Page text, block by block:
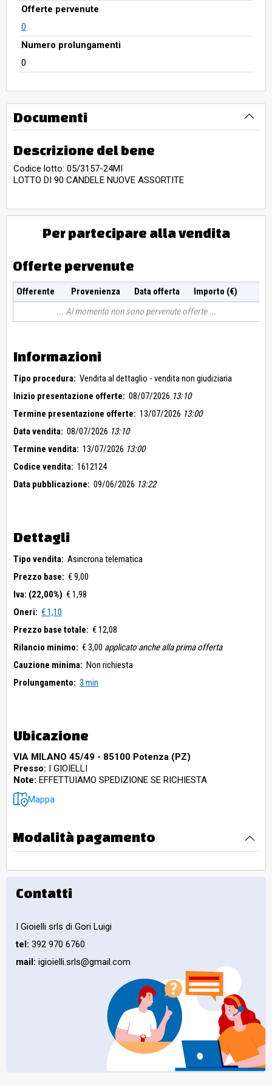
Offerte pervenute
0
Numero prolungamenti
0
Documenti
Descrizione del bene
Codice lotto: 05/3157-24MI
LOTTO DI 90 CANDELE NUOVE ASSORTITE
Per partecipare alla vendita
Offerte pervenute
Offerente Provenienza Data offerta
Importo (€)
Al momento non sono pervenute offerte
Informazioni
Tipo procedura: Vendita al dettaglio - vendita non giudiziaria
Inizio presentazione offerte: 08/07/2026 13:10
Termine presentazione offerte: 13/07/2026 13:00
Data vendita: 08/07/2026 13:10
Termine vendita: 13/07/2026 13:00
Codice vendita: 1612124
Data pubblicazione: 09/06/2026 13:22
Dettagli
Tipo vendita: Asincrona telematica
Prezzo base: € 9,00
Iva: (22,00%) € 1,98
Oneri: € 1,10
Prezzo base totale: € 12,08
Rilancio minimo: € 3,00 applicato anche alla prima offerta
Cauzione minima: Non richiesta
Prolungamento: 3 min
Ubicazione
VIA MILANO 45/49 - 85100 Potenza (PZ)
Presso: I GIOIELLI
Note: EFFETTUIAMO SPEDIZIONE SE RICHIESTA
Mappa
Modalità pagamento
Contatti
I Gioielli srls di Gori Luigi
tel: 392 970 6760
mail: igioielli.srls@gmail.com